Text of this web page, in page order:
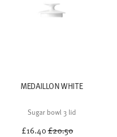
MEDAILLON WHITE
Sugar bowl 3 lid
£16.40Price reduced from
£20.50